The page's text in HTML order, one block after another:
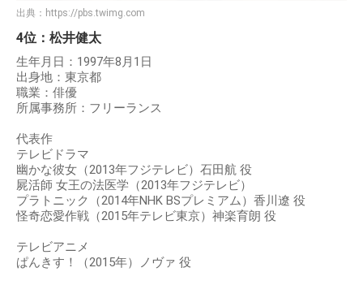
出典： https://pbs.twimg.com
4位：松井健太
生年月日：1997年8月1日
出身地：東京都
職業：俳優
所属事務所：フリーランス
代表作
テレビドラマ
幽かな彼女（2013年フジテレビ）石田航 役
屍活師 女王の法医学（2013年フジテレビ）
プラトニック（2014年NHK BSプレミアム）香川遼 役
怪奇恋愛作戦（2015年テレビ東京）神楽育朗 役
テレビアニメ
ぱんきす！（2015年）ノヴァ 役